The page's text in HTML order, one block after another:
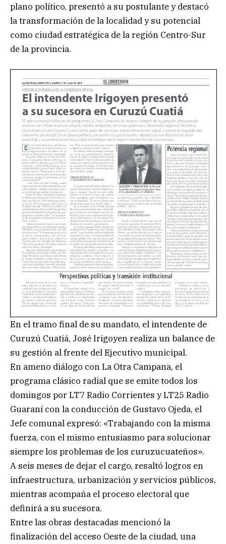
plano político, presentó a su postulante y destacó
la transformación de la localidad y su potencial
como ciudad estratégica de la región Centro-Sur
de la provincia.
En el tramo final de su mandato, el intendente de
Curuzú Cuatiá, José Irigoyen realiza un balance de
su gestión al frente del Ejecutivo municipal.
En ameno diálogo con La Otra Campana, el
programa clásico radial que se emite todos los
domingos por LT7 Radio Corrientes y LT25 Radio
Guaraní con la conducción de Gustavo Ojeda, el
Jefe comunal expresó: «Trabajando con la misma
fuerza, con el mismo entusiasmo para solucionar
siempre los problemas de los curuzucuateños».
A seis meses de dejar el cargo, resaltó logros en
infraestructura, urbanización y servicios públicos,
mientras acompaña el proceso electoral que
definirá a su sucesora.
Entre las obras destacadas mencionó la
finalización del acceso Oeste de la ciudad, una